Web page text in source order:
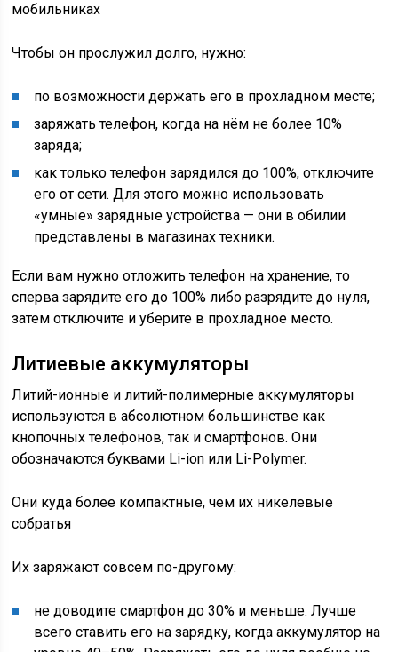
мобильниках
Чтобы он прослужил долго, нужно:
по возможности держать его в прохладном месте;
заряжать телефон, когда на нём не более 10%
заряда;
как только телефон зарядился до 100%, отключите
его от сети. Для этого можно использовать
«умные» зарядные устройства — они в обилии
представлены в магазинах техники.
Если вам нужно отложить телефон на хранение, то
сперва зарядите его до 100% либо разрядите до нуля,
затем отключите и уберите в прохладное место.
Литиевые аккумуляторы
Литий-ионные и литий-полимерные аккумуляторы
используются в абсолютном большинстве как
кнопочных телефонов, так и смартфонов. Они
обозначаются буквами Li-ion или Li-Polymer.
Они куда более компактные, чем их никелевые
собратья
Их заряжают совсем по-другому:
не доводите смартфон до 30% и меньше. Лучше
всего ставить его на зарядку, когда аккумулятор на